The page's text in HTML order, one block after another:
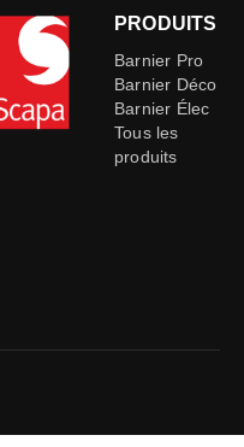
PRODUITS
Barnier Pro
Barnier Déco
Barnier Élec
Tous les
produits